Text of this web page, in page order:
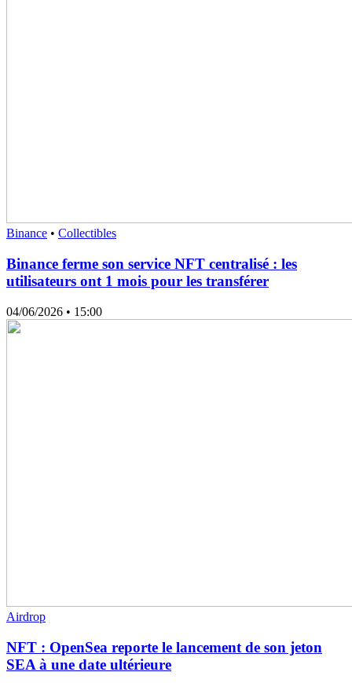
Binance • Collectibles
Binance ferme son service NFT centralisé : les
utilisateurs ont 1 mois pour les transférer
04/06/2026 • 15:00
Airdrop
NFT : OpenSea reporte le lancement de son jeton
SEA à une date ultérieure